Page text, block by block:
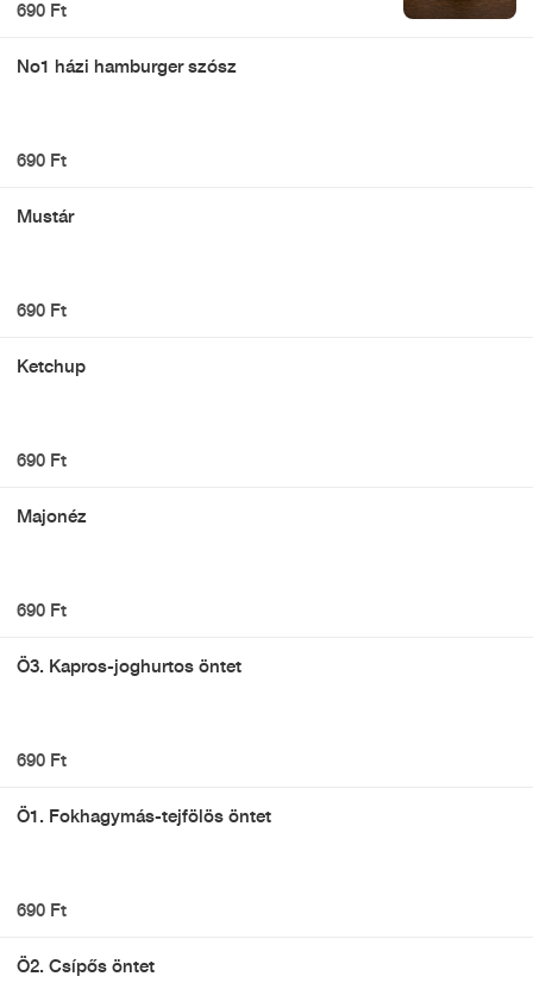
690 Ft
No1 házi hamburger szósz
690 Ft
Mustár
690 Ft
Ketchup
690 Ft
Majonéz
690 Ft
Ö3. Kapros-joghurtos öntet
690 Ft
Ö1. Fokhagymás-tejfölös öntet
690 Ft
Ö2. Csípős öntet